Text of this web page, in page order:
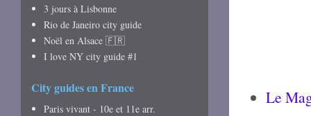
Le
3 jours à Lisbonne
Rio de Janeiro city guide
Noël en Alsace 🇫🇷
I love NY city guide #1
City guides en France
Paris vivant - 10e et 11e arr.